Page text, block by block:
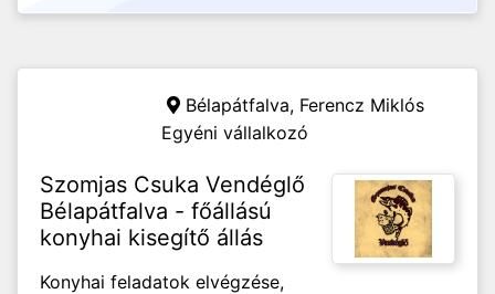
Bélapátfalva, Ferencz Miklós
Egyéni vállalkozó
Szomjas Csuka Vendéglő
Bélapátfalva - főállású
konyhai kisegítő állás
Konyhai feladatok elvégzése,